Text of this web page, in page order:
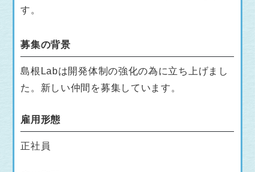
す。
募集の背景
島根Labは開発体制の強化の為に立ち上げまし
た。新しい仲間を募集しています。
雇用形態
正社員